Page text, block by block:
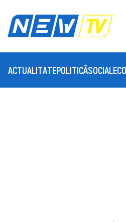
ACTUALITATEPOLITICĂSOCIAL